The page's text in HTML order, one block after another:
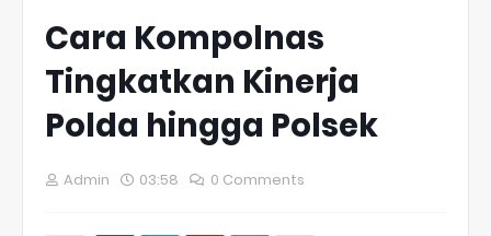
Cara Kompolnas
Tingkatkan Kinerja
Polda hingga Polsek
Admin 03:58 0 Comments